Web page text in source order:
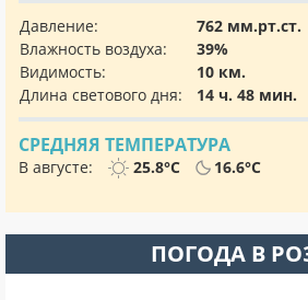
Давление:
762 мм.рт.ст.
Влажность воздуха:
39%
Видимость:
10 км.
Длина светового дня:
14 ч. 48 мин.
СРЕДНЯЯ ТЕМПЕРАТУРА
В августе: 25.8°C 16.6°C
ПОГОДА В